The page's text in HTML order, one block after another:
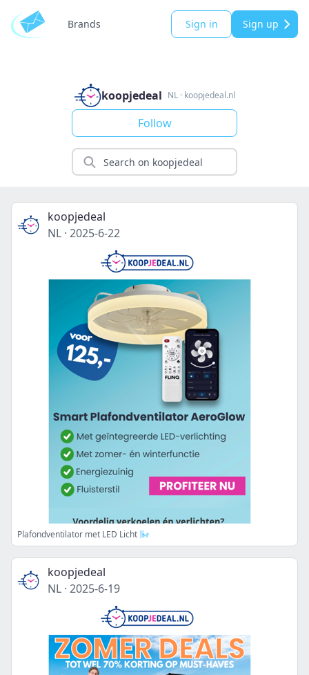
Brands Sign in Sign up
koopjedeal NL · koopjedeal.nl
Follow
koopjedeal
NL · 2025-6-22
Plafondventilator met LED Licht 🌬️
koopjedeal
NL · 2025-6-19